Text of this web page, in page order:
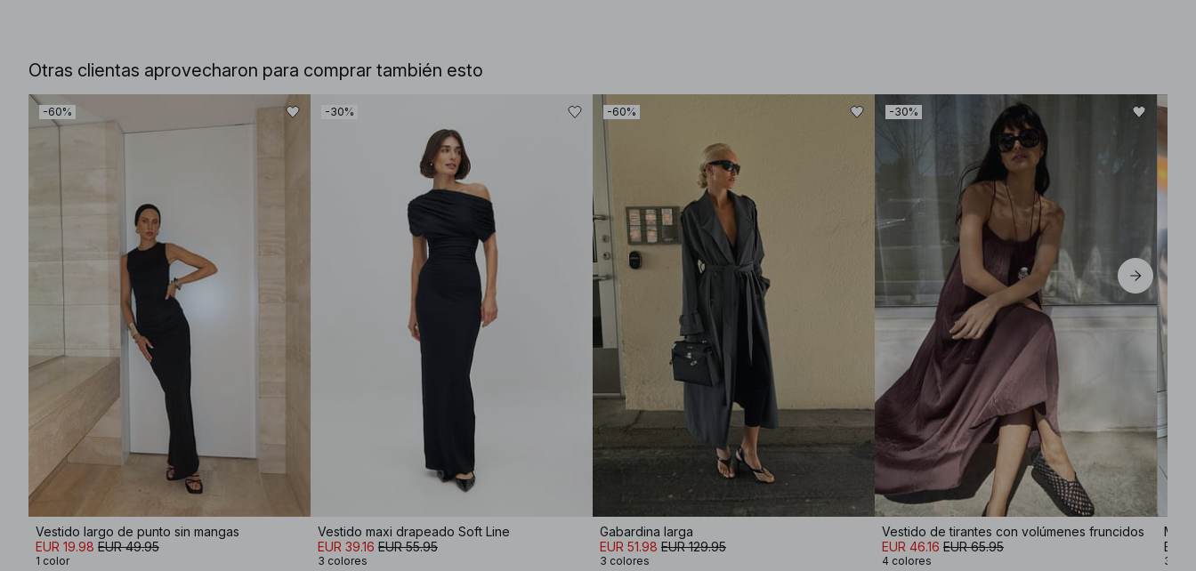
Otras clientas aprovecharon para comprar también esto
-60%
Vestido largo de punto sin mangas
EUR 19.98 EUR 49.95
1 color
-30%
Vestido maxi drapeado Soft Line
EUR 39.16 EUR 55.95
3 colores
-60%
Gabardina larga
EUR 51.98 EUR 129.95
3 colores
-30%
Vestido de tirantes con volúmenes fruncidos
EUR 46.16 EUR 65.95
4 colores
EUR
3